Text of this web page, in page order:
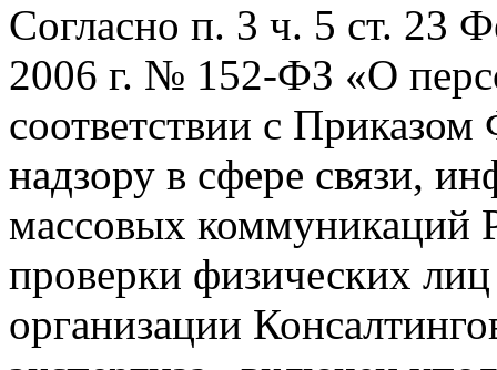
Согласно п. 3 ч. 5 ст. 23
2006 г. № 152-ФЗ «О
соответствии с
надзору в сфере связи,
массовых коммуникаций
проверки физических
организации